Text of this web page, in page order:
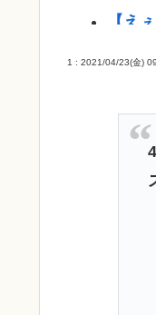
【え
【画
新し
長崎
【ﾌｧ
【悲
結婚
1 : 2021/04/23(金)